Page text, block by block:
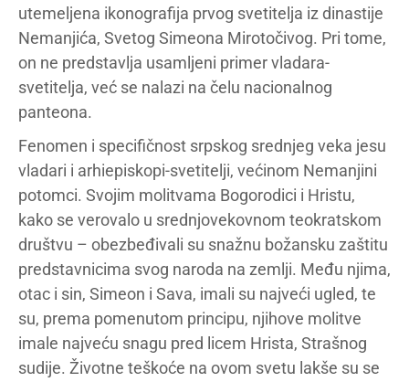
utemeljena ikonografija prvog svetitelja iz dinastije
Nemanjića, Svetog Simeona Mirotočivog. Pri tome,
on ne predstavlja usamljeni primer vladara-
svetitelja, već se nalazi na čelu nacionalnog
panteona.
Fenomen i specifičnost srpskog srednjeg veka jesu
vladari i arhiepiskopi-svetitelji, većinom Nemanjini
potomci. Svojim molitvama Bogorodici i Hristu,
kako se verovalo u srednjovekovnom teokratskom
društvu – obezbeđivali su snažnu božansku zaštitu
predstavnicima svog naroda na zemlji. Među njima,
otac i sin, Simeon i Sava, imali su najveći ugled, te
su, prema pomenutom principu, njihove molitve
imale najveću snagu pred licem Hrista, Strašnog
sudije. Životne teškoće na ovom svetu lakše su se